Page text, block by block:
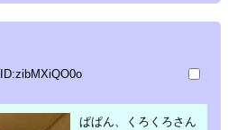
ID:zibMXiQO0o
ぱぱん、くろくろさん